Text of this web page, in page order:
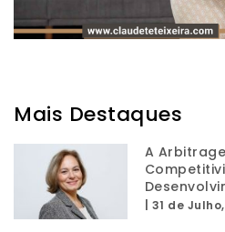
Mais Destaques
A
31 de